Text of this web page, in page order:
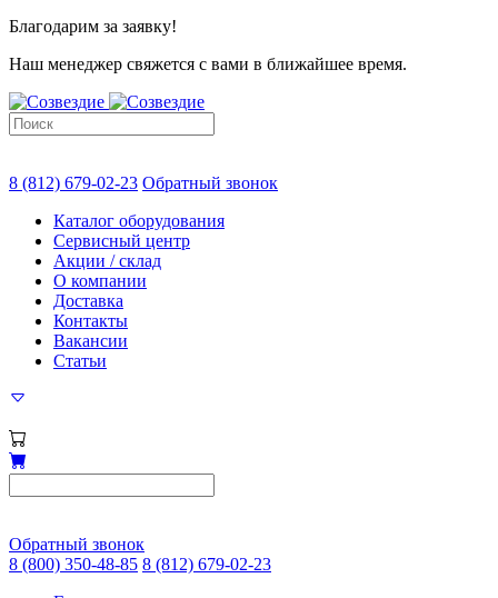
Благодарим за заявку!
Наш менеджер свяжется с вами в ближайшее время.
8 (812) 679-02-23 Обратный звонок
Каталог оборудования
Сервисный центр
Акции / склад
О компании
Доставка
Контакты
Вакансии
Статьи
Обратный звонок
8 (800) 350-48-85 8 (812) 679-02-23